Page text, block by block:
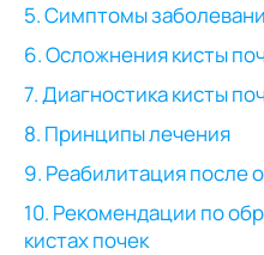
5. Симптомы
6. Осложнения кисты
7. Диагностика кисты
8. Принципы лечения
9. Реабилитация после
10. Рекомендации по
кистах почек